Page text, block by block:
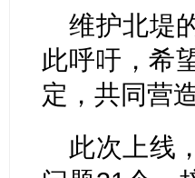
维护北堤
此呼吁，希
定，共同营
此次上线